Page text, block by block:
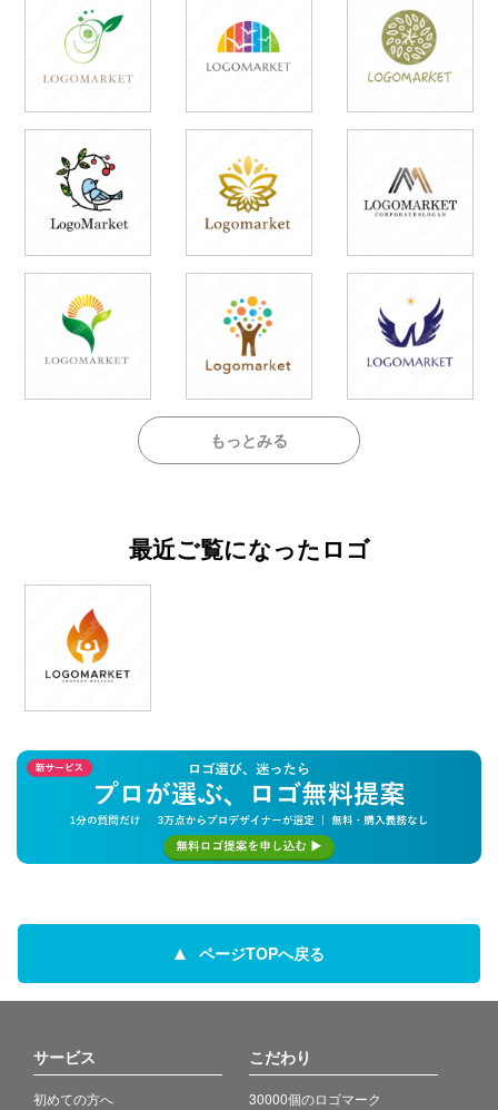
もっとみる
最近ご覧になったロゴ
ページTOPへ戻る
サービス
初めての方へ
こだわり
30000個のロゴマーク